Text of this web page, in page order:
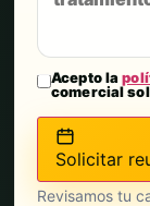
Acepto la
comercial
Solicitar
Revisamos tu